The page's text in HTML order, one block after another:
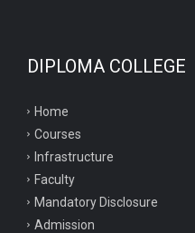
DIPLOMA COLLEGE
Home
Courses
Infrastructure
Faculty
Mandatory Disclosure
Admission